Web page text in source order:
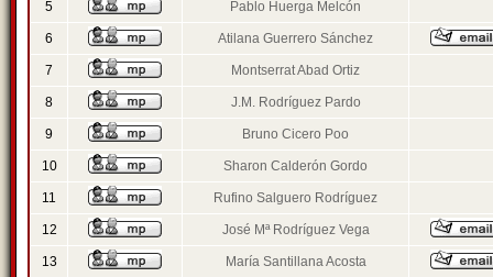
5 Pablo Huerga Melcón
6 Atilana Guerrero Sánchez
7 Montserrat Abad Ortiz
8 J.M. Rodríguez Pardo
9 Bruno Cicero Poo
10 Sharon Calderón Gordo
11 Rufino Salguero Rodríguez
12 José Mª Rodríguez Vega
13 María Santillana Acosta